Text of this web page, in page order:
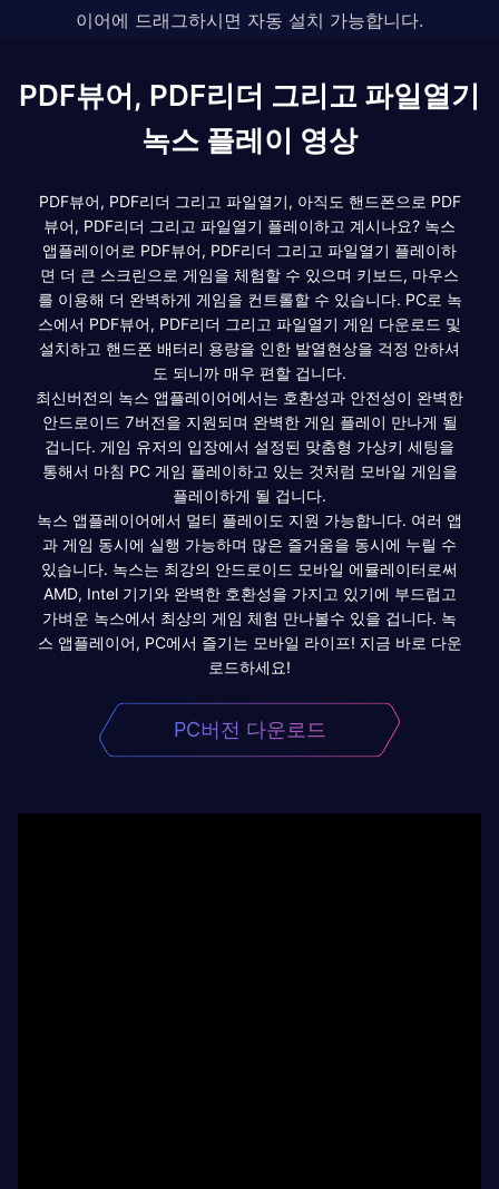
이어에 드래그하시면 자동 설치 가능합니다.
PDF뷰어, PDF리더 그리고 파일열기
녹스 플레이 영상
PDF뷰어, PDF리더 그리고 파일열기, 아직도 핸드폰으로 PDF
뷰어, PDF리더 그리고 파일열기 플레이하고 계시나요? 녹스
앱플레이어로 PDF뷰어, PDF리더 그리고 파일열기 플레이하
면 더 큰 스크린으로 게임을 체험할 수 있으며 키보드, 마우스
를 이용해 더 완벽하게 게임을 컨트롤할 수 있습니다. PC로 녹
스에서 PDF뷰어, PDF리더 그리고 파일열기 게임 다운로드 및
설치하고 핸드폰 배터리 용량을 인한 발열현상을 걱정 안하셔
도 되니까 매우 편할 겁니다.
최신버전의 녹스 앱플레이어에서는 호환성과 안전성이 완벽한
안드로이드 7버전을 지원되며 완벽한 게임 플레이 만나게 될
겁니다. 게임 유저의 입장에서 설정된 맞춤형 가상키 세팅을
통해서 마침 PC 게임 플레이하고 있는 것처럼 모바일 게임을
플레이하게 될 겁니다.
녹스 앱플레이어에서 멀티 플레이도 지원 가능합니다. 여러 앱
과 게임 동시에 실행 가능하며 많은 즐거움을 동시에 누릴 수
있습니다. 녹스는 최강의 안드로이드 모바일 에뮬레이터로써
AMD, Intel 기기와 완벽한 호환성을 가지고 있기에 부드럽고
가벼운 녹스에서 최상의 게임 체험 만나볼수 있을 겁니다. 녹
스 앱플레이어, PC에서 즐기는 모바일 라이프! 지금 바로 다운
로드하세요!
PC버전 다운로드